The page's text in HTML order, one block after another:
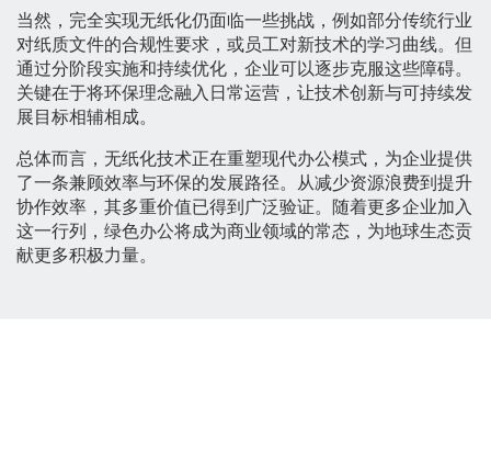
当然，完全实现无纸化仍面临一些挑战，例如部分传统行业
对纸质文件的合规性要求，或员工对新技术的学习曲线。但
通过分阶段实施和持续优化，企业可以逐步克服这些障碍。
关键在于将环保理念融入日常运营，让技术创新与可持续发
展目标相辅相成。
总体而言，无纸化技术正在重塑现代办公模式，为企业提供
了一条兼顾效率与环保的发展路径。从减少资源浪费到提升
协作效率，其多重价值已得到广泛验证。随着更多企业加入
这一行列，绿色办公将成为商业领域的常态，为地球生态贡
献更多积极力量。